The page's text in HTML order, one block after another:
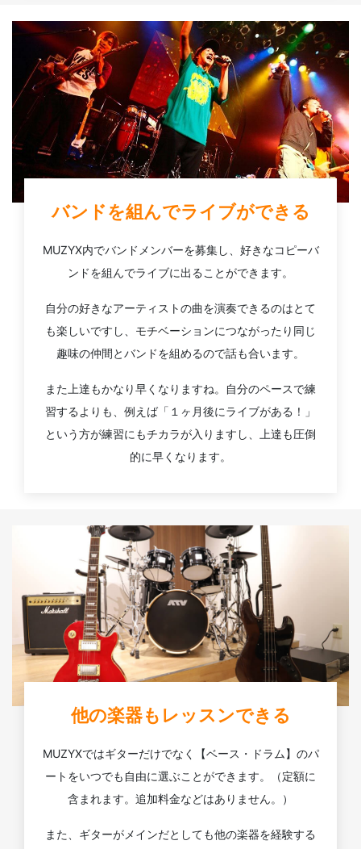
バンドを組んでライブができる
MUZYX内でバンドメンバーを募集し、好きなコピーバ
ンドを組んでライブに出ることができます。
自分の好きなアーティストの曲を演奏できるのはとて
も楽しいですし、モチベーションにつながったり同じ
趣味の仲間とバンドを組めるので話も合います。
また上達もかなり早くなりますね。自分のペースで練
習するよりも、例えば「１ヶ月後にライブがある！」
という方が練習にもチカラが入りますし、上達も圧倒
的に早くなります。
他の楽器もレッスンできる
MUZYXではギターだけでなく【ベース・ドラム】のパ
ートをいつでも自由に選ぶことができます。（定額に
含まれます。追加料金などはありません。）
また、ギターがメインだとしても他の楽器を経験する